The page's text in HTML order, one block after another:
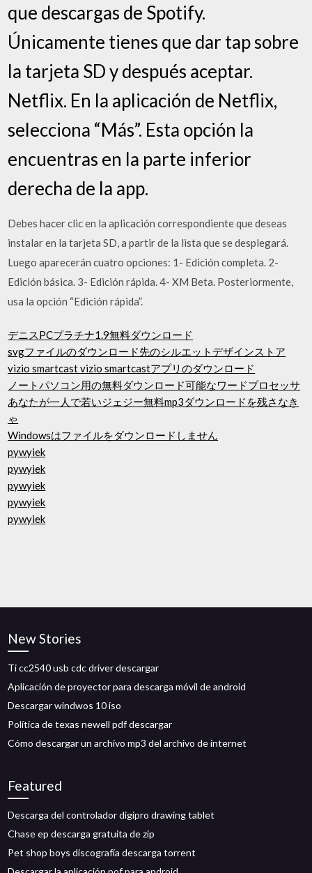
que descargas de Spotify.
Únicamente tienes que dar tap sobre
la tarjeta SD y después aceptar.
Netflix. En la aplicación de Netflix,
selecciona “Más”. Esta opción la
encuentras en la parte inferior
derecha de la app.
Debes hacer clic en la aplicación correspondiente que deseas
instalar en la tarjeta SD, a partir de la lista que se desplegará.
Luego aparecerán cuatro opciones: 1- Edición completa. 2-
Edición básica. 3- Edición rápida. 4- XM Beta. Posteriormente,
usa la opción “Edición rápida”.
デニスPCプラチナ1.9無料ダウンロード
svgファイルのダウンロード先のシルエットデザインストア
vizio smartcast vizio smartcastアプリのダウンロード
ノートパソコン用の無料ダウンロード可能なワードプロセッサ
あなたが一人で若いジェジー無料mp3ダウンロードを残さなき
ゃ
Windowsはファイルをダウンロードしません
pywyiek
pywyiek
pywyiek
pywyiek
pywyiek
New Stories
Ti cc2540 usb cdc driver descargar
Aplicación de proyector para descarga móvil de android
Descargar windwos 10 iso
Política de texas newell pdf descargar
Cómo descargar un archivo mp3 del archivo de internet
Featured
Descarga del controlador digipro drawing tablet
Chase ep descarga gratuita de zip
Pet shop boys discografía descarga torrent